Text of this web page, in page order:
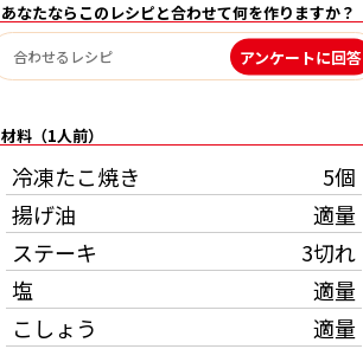
あなたならこのレシピと合わせて何を作りますか？
アンケートに回答
材料（1人前）
冷凍たこ焼き
5個
揚げ油
適量
ステーキ
3切れ
塩
適量
こしょう
適量